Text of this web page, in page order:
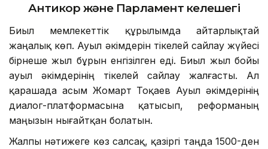
Антикор және Парламент келешегі
Биыл мемлекеттік құрылымда айтарлықтай
жаңалық көп. Ауыл әкімдерін тікелей сайлау жүйесі
бірнеше жыл бұрын енгізілген еді. Биыл жыл бойы
ауыл әкімдерінің тікелей сайлау жалғасты. Ал
қарашада Қасым Жомарт Тоқаев Ауыл әкімдерінің
диалог-платформасына қатысып, реформаның
маңызын нығайтқан болатын.
Жалпы нәтижеге көз салсақ, қазіргі таңда 1500-ден